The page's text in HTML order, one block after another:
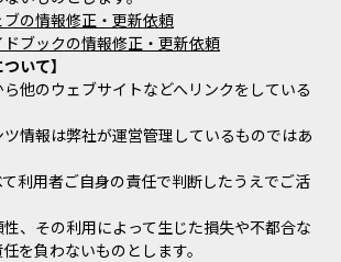
の情報修正・更新依頼
ブックの情報修正・更新依頼
ついて
ら他のウェブサイトなどへリンクをしている
情報は弊社が運営管理しているものではあ
利用者ご自身の責任で判断したうえでご活
、その利用によって生じた損失や不都合な
を負わないものとします。